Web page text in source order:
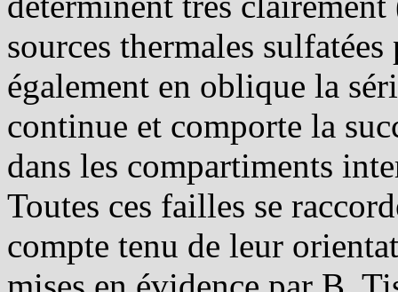
sources thermales
également en oblique la
continue et comporte la
dans les compartiments
Toutes ces failles se
compte tenu de leur